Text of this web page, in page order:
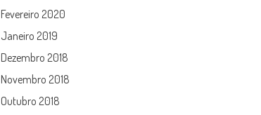
Fevereiro 2020
Janeiro 2019
Dezembro 2018
Novembro 2018
Outubro 2018